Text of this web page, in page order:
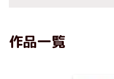
作品一覧